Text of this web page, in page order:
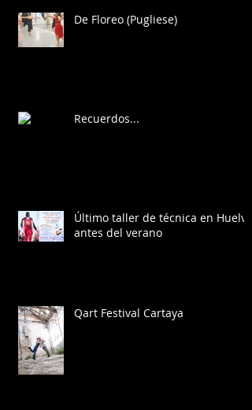
De Floreo (Pugliese)
Recuerdos...
Último taller de técnica en Huelva
antes del verano
Qart Festival Cartaya